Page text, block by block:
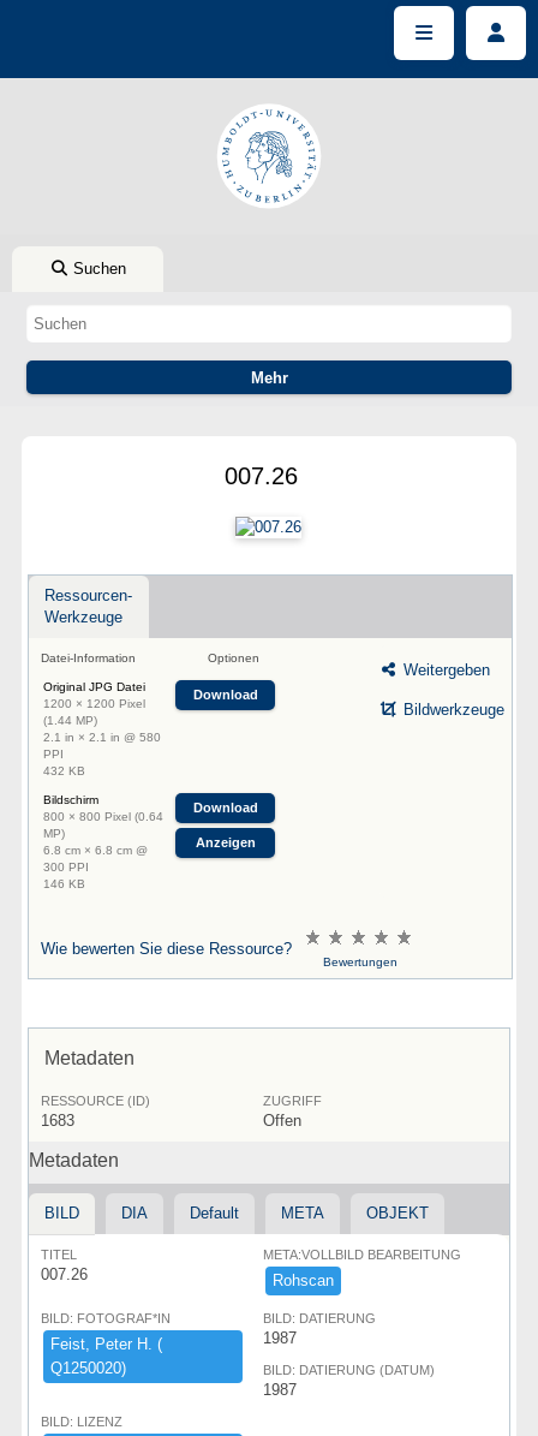
Suchen
007.26
Ressourcen-
Werkzeuge
Datei-Information Optionen
Original JPG Datei
1200 × 1200 Pixel
(1.44 MP)
2.1 in × 2.1 in @ 580
PPI
432 KB
Download
Bildschirm
800 × 800 Pixel (0.64
MP)
6.8 cm × 6.8 cm @
300 PPI
146 KB
Download
Anzeigen
Weitergeben
Bildwerkzeuge
Wie bewerten Sie diese Ressource?
Bewertungen
Metadaten
RESSOURCE (ID)
1683
ZUGRIFF
Offen
Metadaten
BILD DIA Default META OBJEKT
TITEL
007.26
META:VOLLBILD BEARBEITUNG
Rohscan
BILD: FOTOGRAF*IN
Feist,​ ​Peter ​H.​ ​(​
Q1250020)​
BILD: DATIERUNG
1987
BILD: DATIERUNG (DATUM)
1987
BILD: LIZENZ